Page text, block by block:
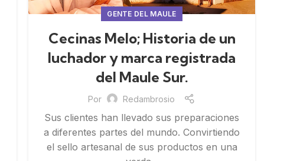
GENTE DEL MAULE
Cecinas Melo; Historia de un
luchador y marca registrada
del Maule Sur.
Por Redambrosio
Sus clientes han llevado sus preparaciones
a diferentes partes del mundo. Convirtiendo
el sello artesanal de sus productos en una